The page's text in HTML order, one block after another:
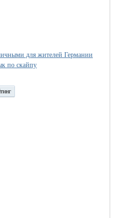
для жителей Германии
по скайпу